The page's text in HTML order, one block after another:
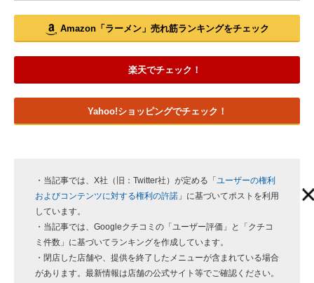
Amazon「ラーメン」売れ筋ランキングをチェック
楽天でチェック！
Yahoo!ショッピングでチェック！
・当記事では、X社（旧：Twitter社）が定める「 ユーザーの権利
およびコンテンツに対する権利の許諾 」に基づいてポストを利用
しています。
・当記事では、Googleクチコミの「ユーザー評価」と「クチコ
ミ件数」に基づいてランキングを作成しています。
・閉店した店舗や、提供を終了したメニューが含まれている場合
があります。最新情報は店舗の公式サイト等でご確認ください。